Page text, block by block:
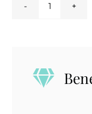
amarillo